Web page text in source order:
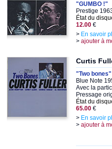
"GUMBO !"
Prestige
État du
12.00 €
> En savoir
> ajouter à
Curtis
"Two bones"
Blue Note
Avec la
Pressage
État du
65.00 €
> En savoir
> ajouter à